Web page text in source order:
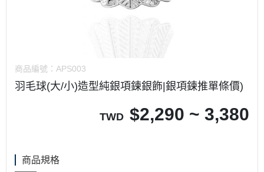
商品編號： APS003
羽毛球(大/小)造型純銀項鍊銀飾|銀項鍊推單條價)
TWD $2,290 ~ 3,380
商品規格